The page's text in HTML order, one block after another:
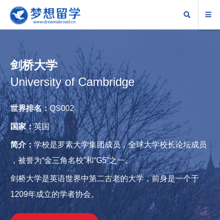
剑桥大学
University of Cambridge
世界排名：QS002
国家：英国
简介：学校是罗素大学集团成员，全球大学校长论坛成员
，被誉为“金三角名校”和“G5”之一。
剑桥大学是英语世界中第二古老的大学，前身是一个于
1209年成立的学者协会。